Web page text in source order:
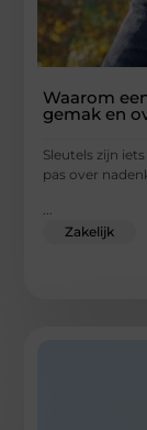
Waarom
gemak en
Sleutels zijn
pas over
...
Zakelijk